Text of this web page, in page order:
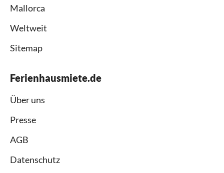
Mallorca
Weltweit
Sitemap
Ferienhausmiete.de
Über uns
Presse
AGB
Datenschutz